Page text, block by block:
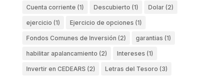
Cuenta corriente (1) Descubierto (1) Dolar(2)
ejercicio (1) Ejercicio de opciones (1)
Fondos Comunes de Inversión (2) garantias (1)
habilitar apalancamiento (2) Intereses (1)
Invertir en CEDEARS (2) Letras del Tesoro (3)